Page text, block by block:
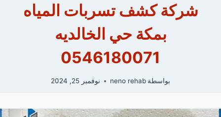
شركة كشف تسربات المياه
بمكة حي الخالديه
0546180071
بواسطة neno rehab نوفمبر 25, 2024